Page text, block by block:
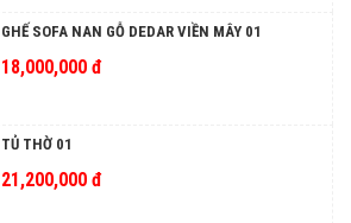
GHẾ SOFA NAN GỖ DEDAR VIỀN MÂY 01
18,000,000 đ
TỦ THỜ 01
21,200,000 đ